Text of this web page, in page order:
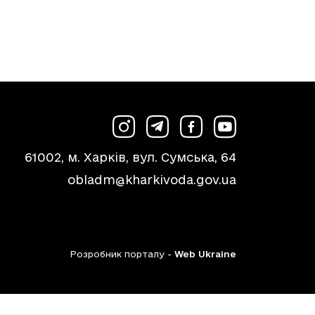
61002, м. Харків, вул. Сумська, 64
obladm@kharkivoda.gov.ua
Розробник порталу - Web Ukraine